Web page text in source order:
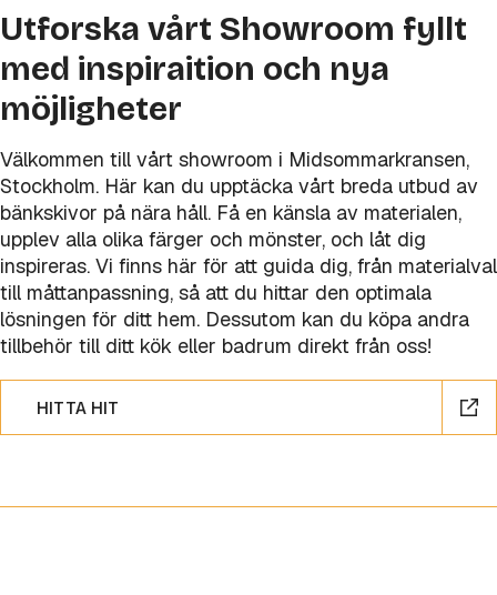
Utforska vårt Showroom fyllt
med inspiraition och nya
möjligheter
Välkommen till vårt showroom i Midsommarkransen,
Stockholm. Här kan du upptäcka vårt breda utbud av
bänkskivor på nära håll. Få en känsla av materialen,
upplev alla olika färger och mönster, och låt dig
inspireras. Vi finns här för att guida dig, från materialval
till måttanpassning, så att du hittar den optimala
lösningen för ditt hem. Dessutom kan du köpa andra
tillbehör till ditt kök eller badrum direkt från oss!
HITTA HIT